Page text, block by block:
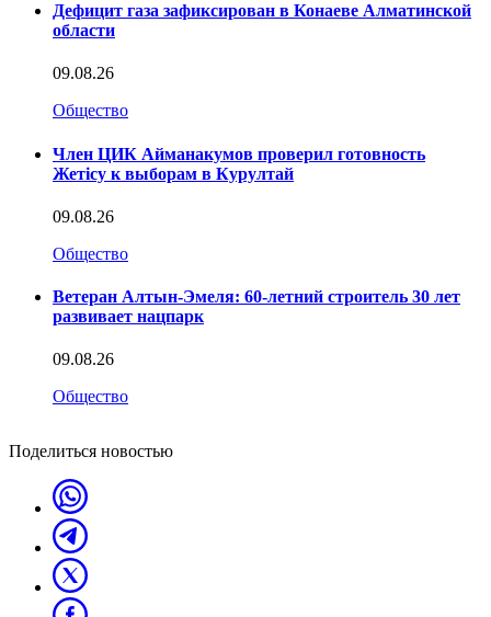
Дефицит газа зафиксирован в Конаеве Алматинской
области
09.08.26
Общество
Член ЦИК Айманакумов проверил готовность
Жетісу к выборам в Курултай
09.08.26
Общество
Ветеран Алтын-Эмеля: 60-летний строитель 30 лет
развивает нацпарк
09.08.26
Общество
Поделиться новостью